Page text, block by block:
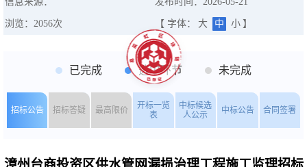
浏览： 2056次 【 字体： 大 中 小 】
已完成 选中环节 未完成
招标公告 招标答疑 最高限价
开标一览
表
中标候选
人公示
中标公告 合同签署